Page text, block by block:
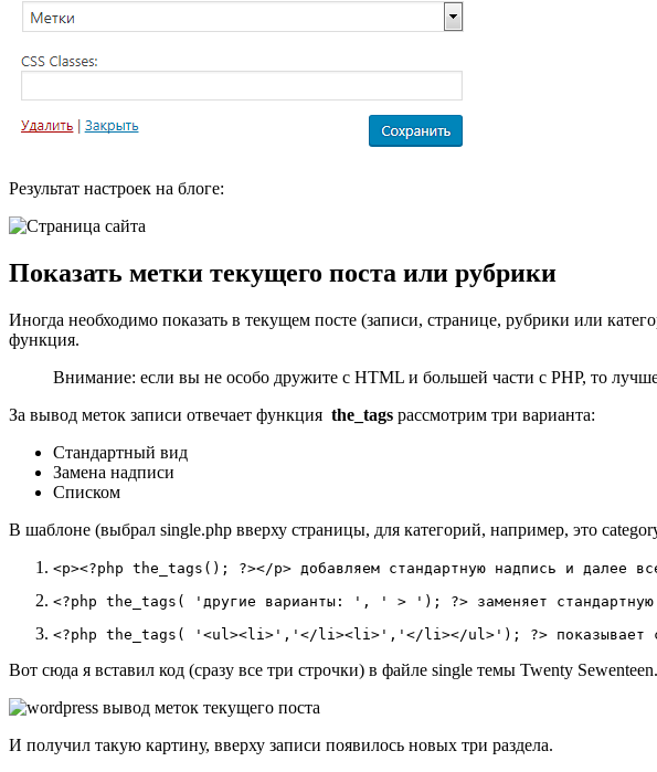
Результат настроек на блоге:
Показать метки текущего поста или рубрики
Иногда необходимо показать в текущем посте (записи, странице, рубрики или
функция.
Внимание: если вы не особо дружите с HTML и большей части с PHP, то
За вывод меток записи отвечает функция the_tags рассмотрим три варианта:
Стандартный вид
Замена надписи
Списком
В шаблоне (выбрал single.php вверху страницы, для категорий, например, это
<p><?php the_tags(); ?></p> добавляем стандартную надпись и далее
<?php the_tags( 'другие варианты: ', ' > '); ?> заменяет стандартную
<?php the_tags( '<ul><li>','</li><li>','</li></ul>'); ?> показывает
Вот сюда я вставил код (сразу все три строчки) в файле single темы Twenty Sewenteen.
И получил такую картину, вверху записи появилось новых три раздела.